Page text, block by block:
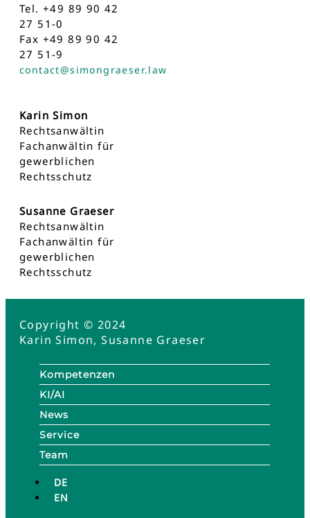
Tel. +49 89 90 42
27 51-0
Fax +49 89 90 42
27 51-9
contact@simongraeser.law
Karin Simon
Rechtsanwältin
Fachanwältin für
gewerblichen
Rechtsschutz
Susanne Graeser
Rechtsanwältin
Fachanwältin für
gewerblichen
Rechtsschutz
Copyright © 2024
Karin Simon, Susanne Graeser
Kompetenzen
KI/AI
News
Service
Team
DE
EN